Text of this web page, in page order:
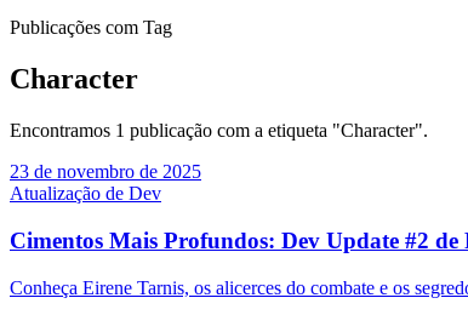
Publicações com Tag
Character
Encontramos 1 publicação com a etiqueta "Character".
23 de novembro de 2025
Atualização de Dev
Cimentos Mais Profundos: Dev Update #2
Conheça Eirene Tarnis, os alicerces do combate e os